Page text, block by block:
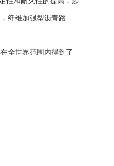
纤维加强型沥青路
全世界范围内得到了